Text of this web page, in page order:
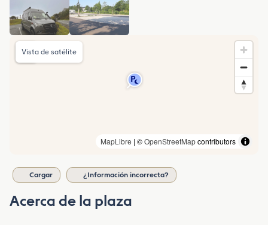
MapLibre | ©OpenStreetMapcontributors
Vista de satélite
Cargar ¿Información incorrecta?
Acerca de la plaza